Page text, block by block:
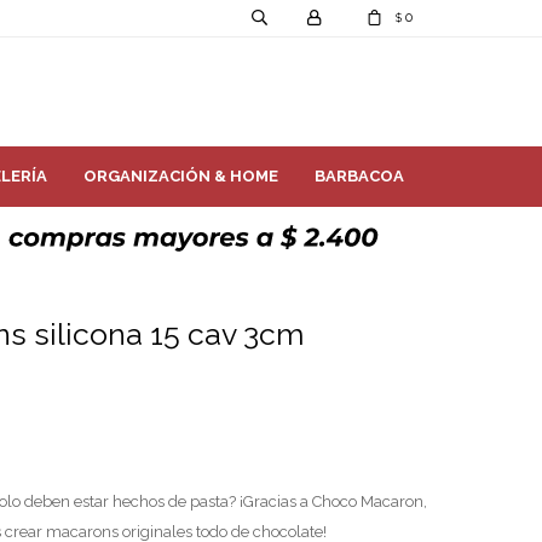
ORGANIZACIÓN & HOME BARBACOA
$ 0
silicona 15 cav 3cm
deben estar hechos de pasta? ¡Gracias a Choco Macaron,
macarons originales todo de chocolate!